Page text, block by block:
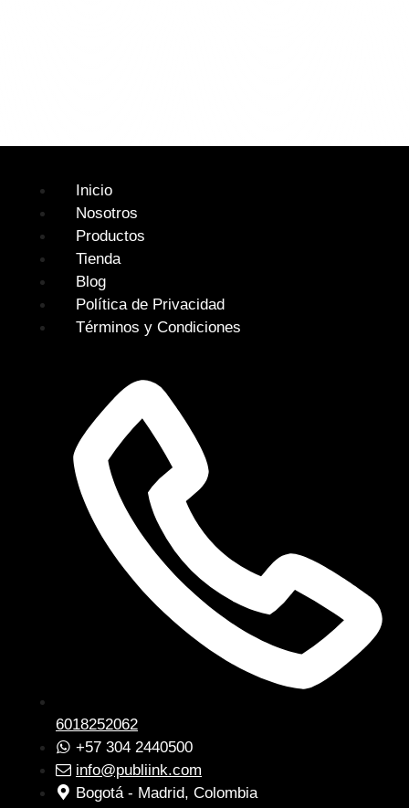
Inicio
Nosotros
Productos
Tienda
Blog
Política de Privacidad
Términos y Condiciones
6018252062
+57 304 2440500
info@publiink.com
Bogotá - Madrid, Colombia